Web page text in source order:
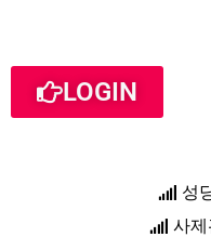
LOGIN
성
사